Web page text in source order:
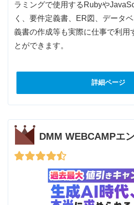
ラミングで使用するRubyや
く、要件定義書、ER図、データ
義書の作成等も実際に仕事で利用
とができます。
詳細ページ
DMM WEBCAMPエ